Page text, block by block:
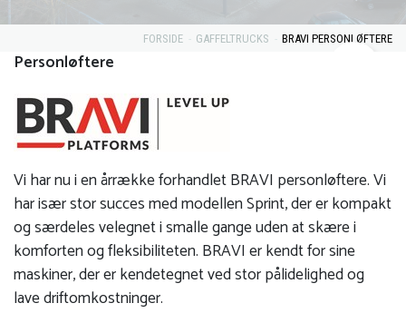
FORSIDE GAFFELTRUCKS BRAVI PERSONLØFTERE
Personløftere
Vi har nu i en årrække forhandlet BRAVI personløftere. Vi
har især stor succes med modellen Sprint, der er kompakt
og særdeles velegnet i smalle gange uden at skære i
komforten og fleksibiliteten. BRAVI er kendt for sine
maskiner, der er kendetegnet ved stor pålidelighed og
lave driftomkostninger.